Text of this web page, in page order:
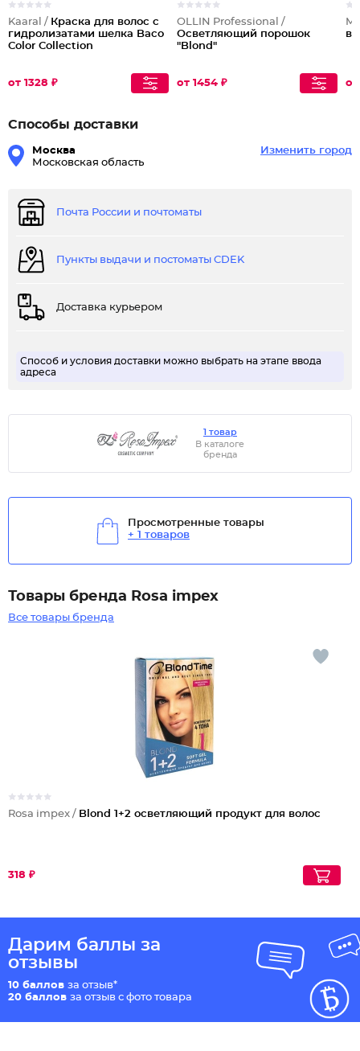
Kaaral / Краска для волос с
гидролизатами шелка Baco
Color Collection
от 1328 ₽
OLLIN Professional /
Осветляющий порошок
"Blond"
от 1454 ₽ от
Способы доставки
Москва
Московская область
Изменить город
Почта России и почтоматы
Пункты выдачи и постоматы CDEK
Доставка курьером
Способ и условия доставки можно выбрать на этапе ввода
адреса
1 товар
В каталоге
бренда
Просмотренные товары
+ 1 товаров
Товары бренда Rosa impex
Все товары бренда
Rosa impex / Blond 1+2 осветляющий продукт для волос
318 ₽
Дарим баллы за
отзывы
10 баллов за отзыв*
20 баллов за отзыв с фото товара